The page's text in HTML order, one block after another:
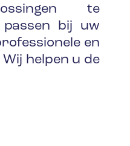
te
bij uw
en
helpen u de